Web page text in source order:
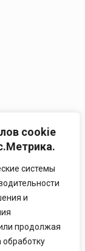
cookie
системы
и
продолжая
обработку